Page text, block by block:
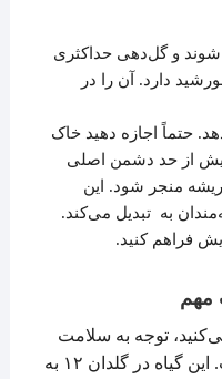
شوند و گل‌دهی حداکثری
دارد. آن را در
حتماً اجازه دهید خاک
بیش از حد دشمن اصلی
منجر شود. این
به تبدیل می‌کند.
فراهم کنید.
مهم
توجه به سلامت
برگ‌ها و نداشتن آفت بسیار مهم است. این گیاه در گلدان ۱۲ به